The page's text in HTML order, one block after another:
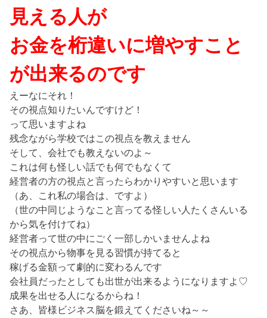
見える人が
お金を桁違いに増やすこと
が出来るのです
えーなにそれ！
その視点知りたいんですけど！
って思いますよね
残念ながら学校ではこの視点を教えません
そして、会社でも教えないのよ～
これは何も怪しい話でも何でもなくて
経営者の方の視点と言ったらわかりやすいと思います
（あ、これ私の場合は、ですよ）
（世の中同じようなこと言ってる怪しい人たくさんいる
から気を付けてね）
経営者って世の中にごく一部しかいませんよね
その視点から物事を見る習慣が持てると
稼げる金額って劇的に変わるんです
会社員だったとしても出世が出来るようになりますよ♡
成果を出せる人になるからね！
さあ、皆様ビジネス脳を鍛えてくださいね～～